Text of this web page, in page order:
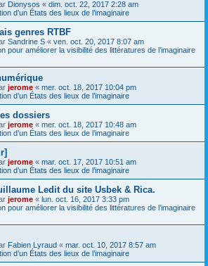
Dionysos « dim. oct. 22, 2017 2:28 am
d’un États des lieux de l’imaginaire
genres RTBF
Sandrine S « ven. oct. 20, 2017 8:07 am
pour améliorer la visibilité des littératures de l’imaginaire
jerome « mer. oct. 18, 2017 10:04 pm
d’un États des lieux de l’imaginaire
dossiers
jerome « mer. oct. 18, 2017 10:48 am
d’un États des lieux de l’imaginaire
jerome « mar. oct. 17, 2017 10:51 am
d’un États des lieux de l’imaginaire
Ledit du site Usbek & Rica.
jerome « lun. oct. 16, 2017 3:33 pm
pour améliorer la visibilité des littératures de l’imaginaire
Fabien Lyraud « mar. oct. 10, 2017 8:57 am
d’un États des lieux de l’imaginaire